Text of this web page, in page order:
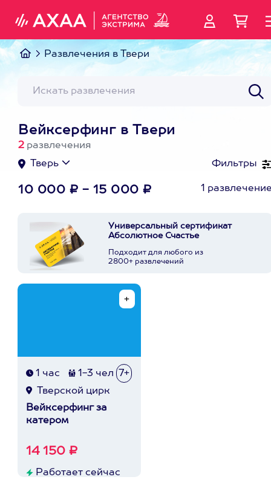
Развлечения в Твери
Вейксерфинг в Твери
2 развлечения
Фильтры
Тверь
10 000 ₽ - 15 000 ₽ 1
Универсальный сертификат
Абсолютное Счастье
Подходит для любого из
2800+ развлечений
1 час 1-3 чел
7+
Тверской цирк
Вейксерфинг за
катером
14 150 ₽
Работает сейчас